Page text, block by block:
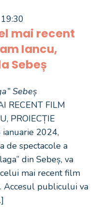
19:30
mai recent
Iancu,
Sebeș
Sebeș
RECENT FILM
PROIECȚIE
ianuarie 2024,
de spectacole a
din Sebeș, va
mai recent film
Accesul publicului va